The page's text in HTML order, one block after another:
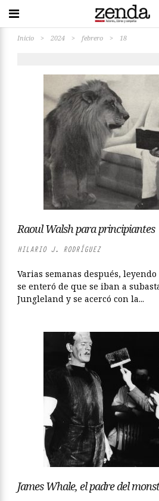
Inicio > 2024 > febrero > 18
Raoul Walsh para principiantes
HILARIO J. RODRÍGUEZ
Varias semanas después,
se enteró de que se iban a
Jungleland y se acercó con la...
James Whale, el padre del